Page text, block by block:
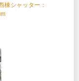
棟シャッター：